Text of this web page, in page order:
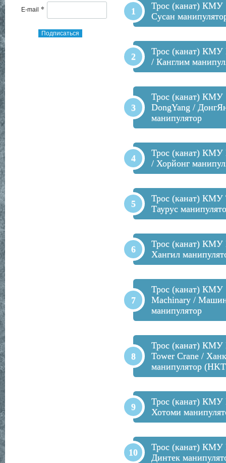
E-mail *
Подписаться
Трос (канат) КМУ
Сусан
Трос (канат) КМУ
/ Канглим
Трос (канат) КМУ
DongYang /
манипулятор
Трос (канат) КМУ
/ Хорйонг
Трос (канат) КМУ
Таурус
Трос (канат) КМУ
Хангил
Трос (канат) КМУ
Machinary /
манипулятор
Трос (канат) КМУ
Tower Crane /
манипулятор
Трос (канат) КМУ
Хотоми
Трос (канат) КМУ
Динтек